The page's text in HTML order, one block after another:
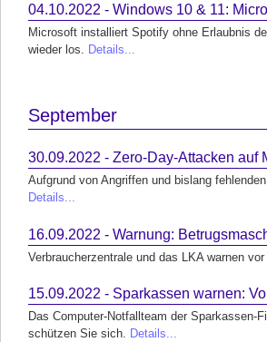
04.10.2022 - Windows 10 & 11:
Microsoft installiert Spotify ohne Erlaubnis
wieder los. Details...
September
30.09.2022 - Zero-Day-Attacken auf
Aufgrund von Angriffen und bislang
Details...
16.09.2022 - Warnung:
Verbraucherzentrale und das LKA warnen
15.09.2022 - Sparkassen warnen:
Das Computer-Notfallteam der Sparkassen-
schützen Sie sich. Details...